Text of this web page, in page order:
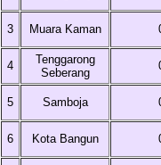
3 Muara Kaman
4
Tenggarong
Seberang
5 Samboja
6 Kota Bangun